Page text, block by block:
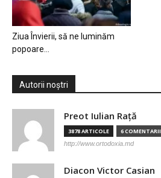
Ziua Învierii, să ne luminăm
popoare…
Autorii noștri
Preot Iulian Raţă
3878 ARTICOLE 6 COMENTARII
http://www.ortodoxia.md
Diacon Victor Casian